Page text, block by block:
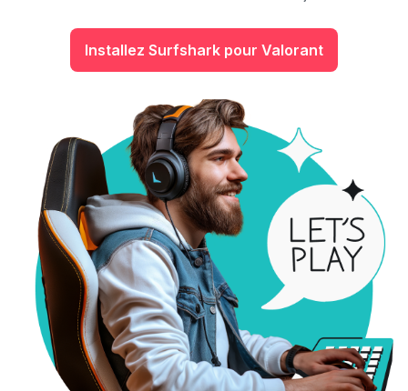
Installez Surfshark pour Valorant